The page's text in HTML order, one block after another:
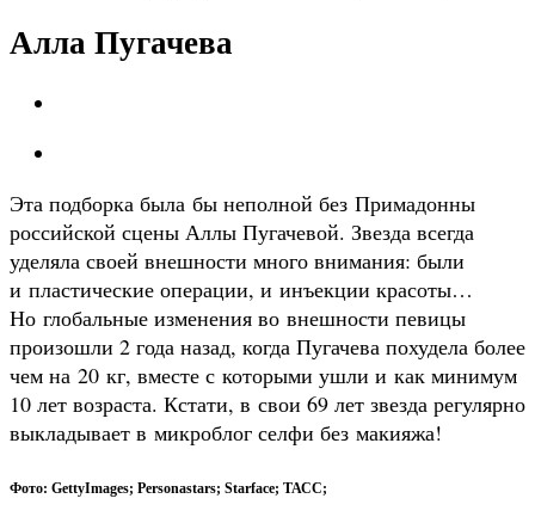
Алла Пугачева
Эта подборка была бы неполной без Примадонны
российской сцены Аллы Пугачевой. Звезда всегда
уделяла своей внешности много внимания: были
и пластические операции, и инъекции красоты…
Но глобальные изменения во внешности певицы
произошли 2 года назад, когда Пугачева похудела более
чем на 20 кг, вместе с которыми ушли и как минимум
10 лет возраста. Кстати, в свои 69 лет звезда регулярно
выкладывает в микроблог селфи без макияжа!
Фото: GettyImages; Personastars; Starface; ТАСС;